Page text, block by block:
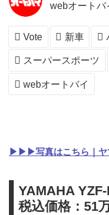
webオートバ
Vote 新車
スーパースポーツ
webオートバイ
▶▶▶写真はこちら｜ヤ
YAMAHA
税込価格：51